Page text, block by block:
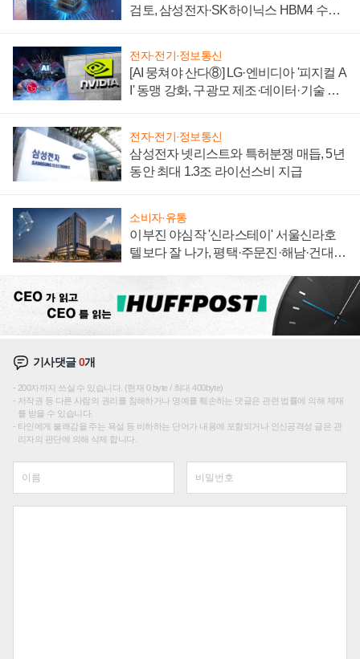
검토, 삼성전자·SK하이닉스 HBM4 수율
전자·전기·정보통신
[AI 뭉쳐야 산다⑧] LG·엔비디아 '피지컬 A
I' 동맹 강화, 구광모 제조·데이터·기술 결
전자·전기·정보통신
삼성전자 넷리스트와 특허분쟁 매듭, 5년
동안 최대 1.3조 라이선스비 지급
소비자·유통
이부진 야심작 '신라스테이' 서울신라호
텔보다 잘 나가, 평택·주문진·해남·건대로
기사댓글0개
200자까지 쓰실 수 있습니다. (현재 0 byte / 최대 400byte)
저작권 등 다른 사람의 권리를 침해하거나 명예를 훼손하는 댓글은 관련 법률에 의해 제재
를 받을 수 있습니다.
타인에게 불쾌감을 주는 욕설 등 비하하는 단어가 내용에 포함되거나 인신공격성 글은 관
리자의 판단에 의해 삭제 합니다.